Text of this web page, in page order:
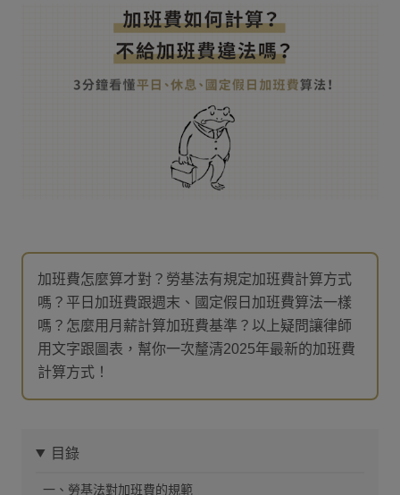
加班費怎麼算才對？勞基法有規定加班費計算方式
嗎？平日加班費跟週末、國定假日加班費算法一樣
嗎？怎麼用月薪計算加班費基準？以上疑問讓律師
用文字跟圖表，幫你一次釐清2025年最新的加班費
計算方式！
目錄
一、勞基法對加班費的規範